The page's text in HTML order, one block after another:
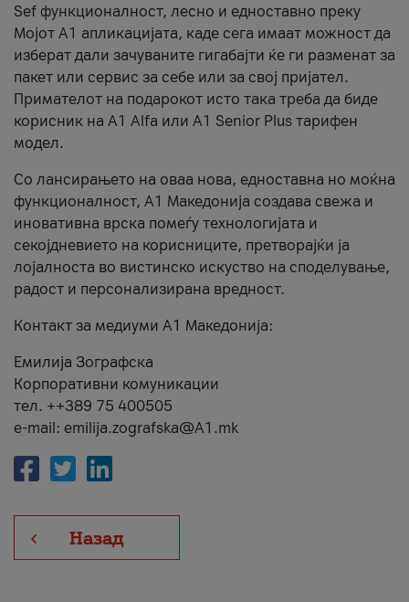
Sef функционалност, лесно и едноставно преку
Мојот А1 апликацијата, каде сега имаат можност да
изберат дали зачуваните гигабајти ќе ги разменат за
пакет или сервис за себе или за свој пријател.
Примателот на подарокот исто така треба да биде
корисник на А1 Alfa или A1 Senior Plus тарифен
модел.
Со лансирањето на оваа нова, едноставна но моќна
функционалност, А1 Македонија создава свежа и
иновативна врска помеѓу технологијата и
секојдневието на корисниците, претворајќи ја
лојалноста во вистинско искуство на споделување,
радост и персонализирана вредност.
Контакт за медиуми А1 Македонија:
Емилија Зографска
Корпоративни комуникации
тел. ++389 75 400505
e-mail: emilija.zografska@A1.mk
Назад